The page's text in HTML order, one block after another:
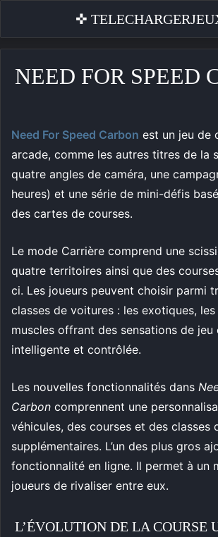
✜
NEED FOR SPEED
Need For Speed Carbon est un jeu de
arcade, comme les autres titres de la
quatre angles de caméra, une
heures) et une série de mini-défis
des cartes de courses.
Le mode Carrière comprend une
quatre territoires ainsi que des
ci. Les joueurs peuvent choisir parmi
classes de voitures : les exotiques,
muscles offrant des sensations de jeu
intelligente et contrôlée.
Les nouvelles fonctionnalités dans
Carbon comprennent une
véhicules, des courses et des classes
supplémentaires. L’un des plus gros
fonctionnalité en ligne. Il permet à un
joueurs de rivaliser entre eux.
L’ÉVOLUTION DE LA COURSE